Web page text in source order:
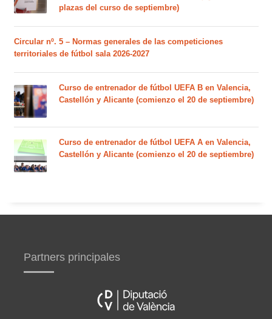
plazas del curso de septiembre)
Circular nº. 5 – Normas generales de las competiciones
territoriales de fútbol sala 2026-2027
Curso de entrenador de fútbol UEFA B en Valencia,
Castellón y Alicante (comienzo el 20 de septiembre)
Curso de entrenador de fútbol UEFA A en Valencia,
Castellón y Alicante (comienzo el 20 de septiembre)
Partners principales